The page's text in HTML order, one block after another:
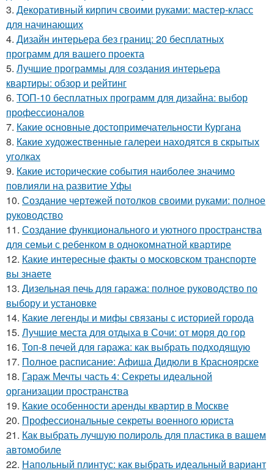
3. Декоративный кирпич своими руками: мастер-класс
для начинающих
4. Дизайн интерьера без границ: 20 бесплатных
программ для вашего проекта
5. Лучшие программы для создания интерьера
квартиры: обзор и рейтинг
6. ТОП-10 бесплатных программ для дизайна: выбор
профессионалов
7. Какие основные достопримечательности Кургана
8. Какие художественные галереи находятся в скрытых
уголках
9. Какие исторические события наиболее значимо
повлияли на развитие Уфы
10. Создание чертежей потолков своими руками: полное
руководство
11. Создание функционального и уютного пространства
для семьи с ребенком в однокомнатной квартире
12. Какие интересные факты о московском транспорте
вы знаете
13. Дизельная печь для гаража: полное руководство по
выбору и установке
14. Какие легенды и мифы связаны с историей города
15. Лучшие места для отдыха в Сочи: от моря до гор
16. Топ-8 печей для гаража: как выбрать подходящую
17. Полное расписание: Афиша Дидюли в Красноярске
18. Гараж Мечты часть 4: Секреты идеальной
организации пространства
19. Какие особенности аренды квартир в Москве
20. Профессиональные секреты военного юриста
21. Как выбрать лучшую полироль для пластика в вашем
автомобиле
22. Напольный плинтус: как выбрать идеальный вариант